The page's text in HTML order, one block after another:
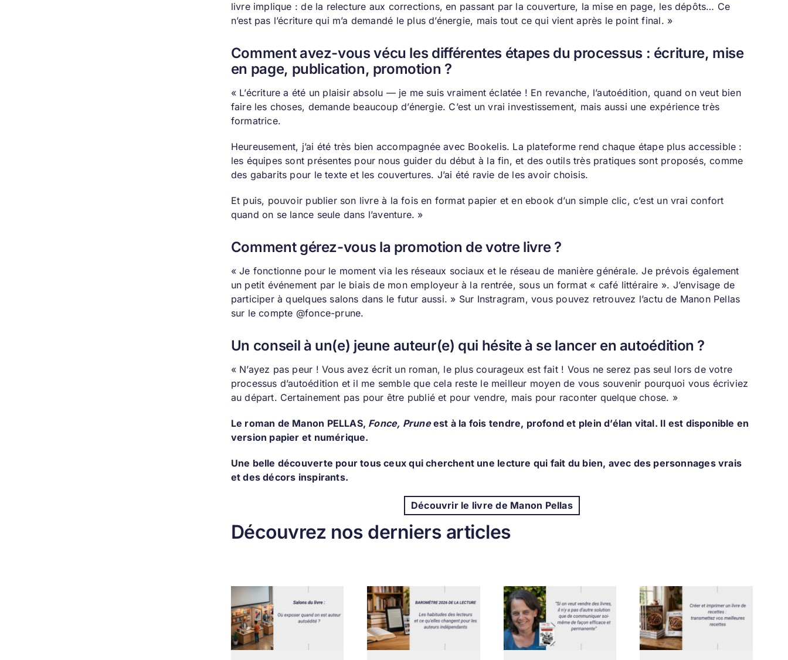
livre implique : de la relecture aux corrections, en passant par la couverture, la mise en page, les dépôts… Ce
n’est pas l’écriture qui m’a demandé le plus d’énergie, mais tout ce qui vient après le point final. »
Comment avez-vous vécu les différentes étapes du processus : écriture, mise
en page, publication, promotion ?
« L’écriture a été un plaisir absolu — je me suis vraiment éclatée ! En revanche, l’autoédition, quand on veut bien
faire les choses, demande beaucoup d’énergie. C’est un vrai investissement, mais aussi une expérience très
formatrice.
Heureusement, j’ai été très bien accompagnée avec Bookelis. La plateforme rend chaque étape plus accessible :
les équipes sont présentes pour nous guider du début à la fin, et des outils très pratiques sont proposés, comme
des gabarits pour le texte et les couvertures. J’ai été ravie de les avoir choisis.
Et puis, pouvoir publier son livre à la fois en format papier et en ebook d’un simple clic, c’est un vrai confort
quand on se lance seule dans l’aventure. »
Comment gérez-vous la promotion de votre livre ?
« Je fonctionne pour le moment via les réseaux sociaux et le réseau de manière générale. Je prévois également
un petit événement par le biais de mon employeur à la rentrée, sous un format « café littéraire ». J’envisage de
participer à quelques salons dans le futur aussi. » Sur Instragram, vous pouvez retrouvez l’actu de Manon Pellas
sur le compte @fonce-prune.
Un conseil à un(e) jeune auteur(e) qui hésite à se lancer en autoédition ?
« N’ayez pas peur ! Vous avez écrit un roman, le plus courageux est fait ! Vous ne serez pas seul lors de votre
processus d’autoédition et il me semble que cela reste le meilleur moyen de vous souvenir pourquoi vous écriviez
au départ. Certainement pas pour être publié et pour vendre, mais pour raconter quelque chose. »
Le roman de Manon PELLAS, Fonce, Pruneest à la fois tendre, profond et plein d’élan vital. Il est disponible en
version papier et numérique.
Une belle découverte pour tous ceux qui cherchent une lecture qui fait du bien, avec des personnages vrais
et des décors inspirants.
Découvrir le livre de Manon Pellas
Découvrez nos derniers articles